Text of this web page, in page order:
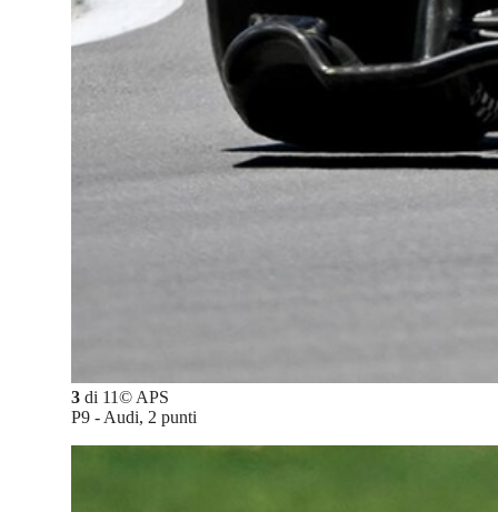
3 di 11© APS
P9 - Audi, 2 punti